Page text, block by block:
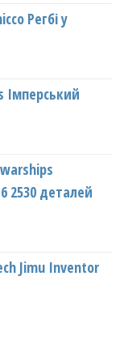
Регбі у
Імперський
2530 деталей
Jimu Inventor